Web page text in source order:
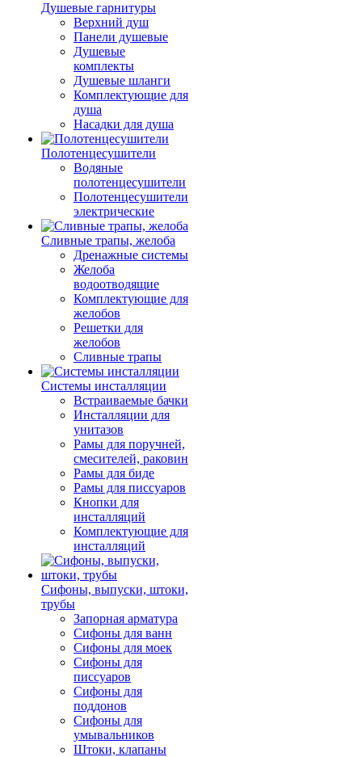
Душевые гарнитуры
Верхний душ
Панели душевые
Душевые
комплекты
Душевые шланги
Комплектующие для
душа
Насадки для душа
Полотенцесушители
Водяные
полотенцесушители
Полотенцесушители
электрические
Сливные трапы, желоба
Дренажные системы
Желоба
водоотводящие
Комплектующие для
желобов
Решетки для
желобов
Сливные трапы
Системы инсталляции
Встраиваемые бачки
Инсталляции для
унитазов
Рамы для поручней,
смесителей, раковин
Рамы для биде
Рамы для писсуаров
Кнопки для
инсталляций
Комплектующие для
инсталляций
Сифоны, выпуски, штоки,
трубы
Запорная арматура
Сифоны для ванн
Сифоны для моек
Сифоны для
писсуаров
Сифоны для
поддонов
Сифоны для
умывальников
Штоки, клапаны